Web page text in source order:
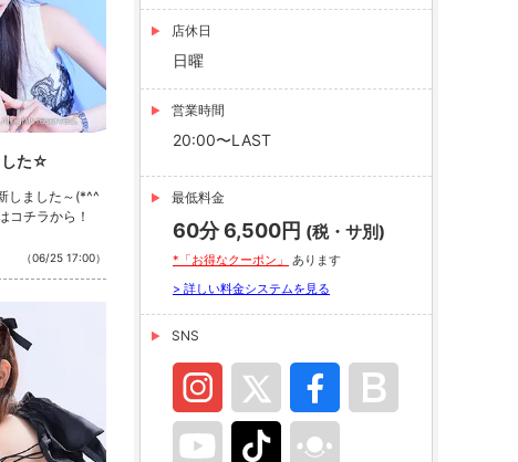
た☆
しました～(*^^
コチラから！
（06/25 17:00）
店休日
日曜
営業時間
20:00〜LAST
最低料金
60分 6,500円 (税・サ別)
*「お得なクーポン」
あります
> 詳しい料金システムを見る
SNS